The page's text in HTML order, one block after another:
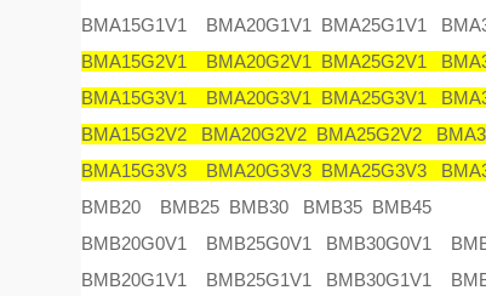
BMA15G1V1 BMA20G1V1 BMA25G1V1
BMA15G2V1 BMA20G2V1 BMA25G2V1
BMA15G3V1 BMA20G3V1 BMA25G3V1
BMA15G2V2 BMA20G2V2 BMA25G2V2
BMA15G3V3 BMA20G3V3 BMA25G3V3
BMB20 BMB25 BMB30 BMB35 BMB45
BMB20G0V1 BMB25G0V1 BMB30G0V1
BMB20G1V1 BMB25G1V1 BMB30G1V1